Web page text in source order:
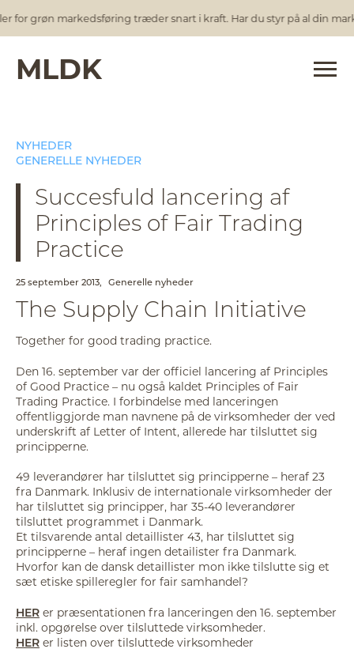
grøn markedsføring træder snart i kraft. Har du styr på al din
MLDK
NYHEDER
GENERELLE NYHEDER
Succesfuld lancering af
Principles of Fair Trading
Practice
25 september 2013, Generelle nyheder
The Supply Chain Initiative
Together for good trading practice.
Den 16. september var der officiel lancering af Principles
of Good Practice – nu også kaldet Principles of Fair
Trading Practice. I forbindelse med lanceringen
offentliggjorde man navnene på de virksomheder der ved
underskrift af Letter of Intent, allerede har tilsluttet sig
principperne.
49 leverandører har tilsluttet sig principperne – heraf 23
fra Danmark. Inklusiv de internationale virksomheder der
har tilsluttet sig principper, har 35-40 leverandører
tilsluttet programmet i Danmark.
Et tilsvarende antal detaillister 43, har tilsluttet sig
principperne – heraf ingen detailister fra Danmark.
Hvorfor kan de dansk detaillister mon ikke tilslutte sig et
sæt etiske spilleregler for fair samhandel?
HER er præsentationen fra lanceringen den 16. september
inkl. opgørelse over tilsluttede virksomheder.
HER er listen over tilsluttede virksomheder